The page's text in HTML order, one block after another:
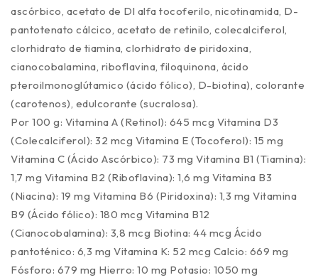
ascórbico, acetato de Dl alfa tocoferilo, nicotinamida, D-
pantotenato cálcico, acetato de retinilo, colecalciferol,
clorhidrato de tiamina, clorhidrato de piridoxina,
cianocobalamina, riboflavina, filoquinona, ácido
pteroilmonoglútamico (ácido fólico), D-biotina), colorante
(carotenos), edulcorante (sucralosa).
Por 100 g: Vitamina A (Retinol): 645 mcg Vitamina D3
(Colecalciferol): 32 mcg Vitamina E (Tocoferol): 15 mg
Vitamina C (Ácido Ascórbico): 73 mg Vitamina B1 (Tiamina):
1,7 mg Vitamina B2 (Riboflavina): 1,6 mg Vitamina B3
(Niacina): 19 mg Vitamina B6 (Piridoxina): 1,3 mg Vitamina
B9 (Ácido fólico): 180 mcg Vitamina B12
(Cianocobalamina): 3,8 mcg Biotina: 44 mcg Ácido
pantoténico: 6,3 mg Vitamina K: 52 mcg Calcio: 669 mg
Fósforo: 679 mg Hierro: 10 mg Potasio: 1050 mg